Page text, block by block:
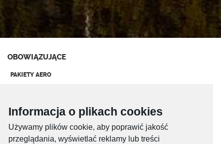
Informacja o plikach cookies
Używamy plików cookie, aby poprawić jakość
przeglądania, wyświetlać reklamy lub treści
OBOWIĄZUJĄCE
PAKIETY AERO
(Pakiety Aero)
Cennik przedpłaconych usług komunikacji elektronicznej „Usługa
dostępu do internetu (Pakiety Aero)"